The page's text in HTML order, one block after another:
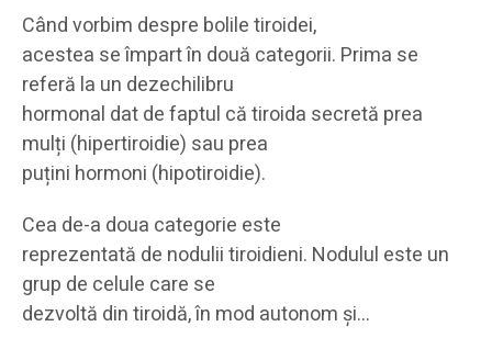
Când vorbim despre bolile tiroidei,
acestea se împart în două categorii. Prima se
referă la un dezechilibru
hormonal dat de faptul că tiroida secretă prea
mulți (hipertiroidie) sau prea
puțini hormoni (hipotiroidie).
Cea de-a doua categorie este
reprezentată de nodulii tiroidieni. Nodulul este un
grup de celule care se
dezvoltă din tiroidă, în mod autonom și…